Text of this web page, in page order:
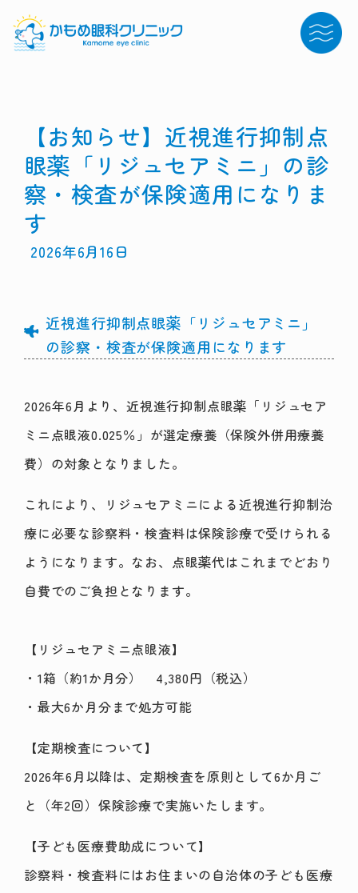
【お知らせ】近視進行抑制点
眼薬「リジュセアミニ」の診
察・検査が保険適用になりま
す
2026年6月16日
近視進行抑制点眼薬「リジュセアミニ」
の診察・検査が保険適用になります
2026年6月より、近視進行抑制点眼薬「リジュセア
ミニ点眼液0.025％」が選定療養（保険外併用療養
費）の対象となりました。
これにより、リジュセアミニによる近視進行抑制治
療に必要な診察料・検査料は保険診療で受けられる
ようになります。なお、点眼薬代はこれまでどおり
自費でのご負担となります。
【リジュセアミニ点眼液】
・1箱（約1か月分） 4,380円（税込）
・最大6か月分まで処方可能
【定期検査について】
2026年6月以降は、定期検査を原則として6か月ご
と（年2回）保険診療で実施いたします。
【子ども医療費助成について】
診察料・検査料にはお住まいの自治体の子ども医療